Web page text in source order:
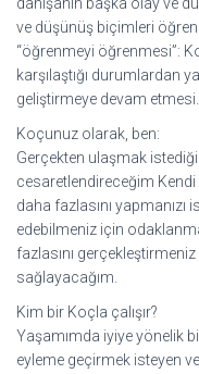
ve düşünüş biçimleri
“öğrenmeyi öğrenmesi”:
karşılaştığı durumlardan
geliştirmeye devam etmesi.
Koçunuz olarak, ben:
Gerçekten ulaşmak
cesaretlendireceğim Kendi
daha fazlasını
edebilmeniz için
fazlasını
sağlayacağım.
Kim bir Koçla çalışır?
Yaşamımda iyiye yönelik
eyleme geçirmek isteyen